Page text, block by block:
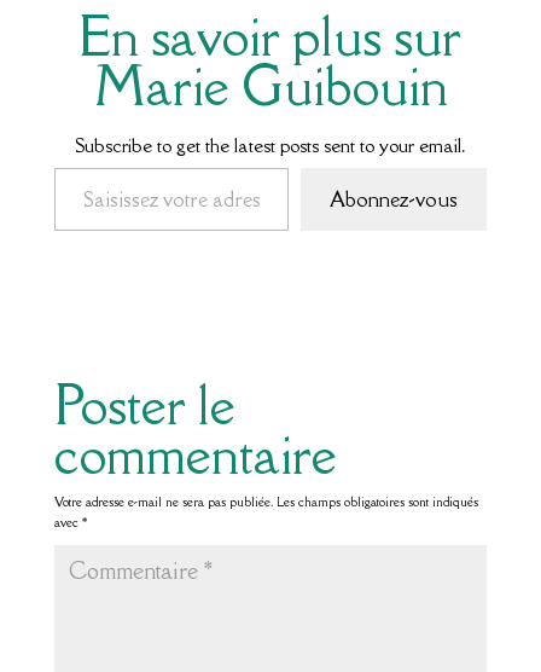
En savoir plus sur
Marie Guibouin
Subscribe to get the latest posts sent to your email.
Saisissez votre adresse e-mail…
Abonnez-vous
Poster le
commentaire
Votre adresse e-mail ne sera pas publiée. Les champs obligatoires sont indiqués
avec *